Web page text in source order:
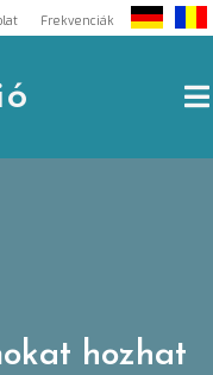
Frekvenciák
hozhat